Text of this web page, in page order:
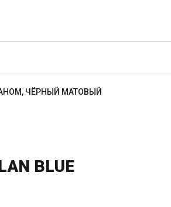
ЧЁРНЫЙ МАТОВЫЙ
BLUE